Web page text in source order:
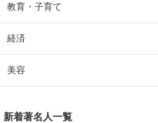
教育・子育て
経済
美容
新着著名人一覧